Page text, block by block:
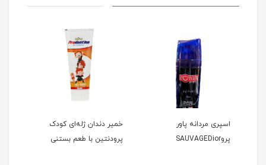
اسپری مردانه پاور
پروSAUVAGEDior
خمیر دندان ژله‌ای کودک
پرودنتین با طعم بستنی